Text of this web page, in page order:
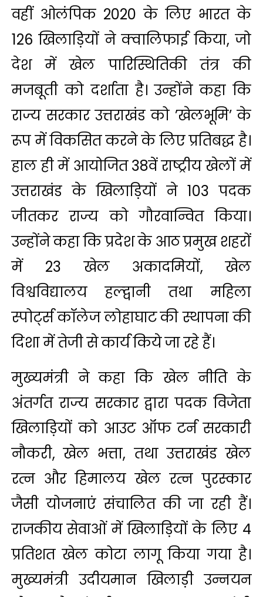
वहीं ओलंपिक 2020 के लिए भारत के
126 खिलाड़ियों ने क्वालिफाई किया, जो
देश में खेल पारिस्थितिकी तंत्र की
मजबूती को दर्शाता है। उन्होंने कहा कि
राज्य सरकार उत्तराखंड को ’खेलभूमि’ के
रूप में विकसित करने के लिए प्रतिबद्ध है।
हाल ही में आयोजित 38वें राष्ट्रीय खेलों में
उत्तराखंड के खिलाड़ियों ने 103 पदक
जीतकर राज्य को गौरवान्वित किया।
उन्होंने कहा कि प्रदेश के आठ प्रमुख शहरों
में 23 खेल अकादमियों, खेल
विश्वविद्यालय हल्द्वानी तथा महिला
स्पोर्ट्स कॉलेज लोहाघाट की स्थापना की
दिशा में तेजी से कार्य किये जा रहे हैं।
मुख्यमंत्री ने कहा कि खेल नीति के
अंतर्गत राज्य सरकार द्वारा पदक विजेता
खिलाड़ियों को आउट ऑफ टर्न सरकारी
नौकरी, खेल भत्ता, तथा उत्तराखंड खेल
रत्न और हिमालय खेल रत्न पुरस्कार
जैसी योजनाएं संचालित की जा रही हैं।
राजकीय सेवाओं में खिलाड़ियों के लिए 4
प्रतिशत खेल कोटा लागू किया गया है।
मुख्यमंत्री उदीयमान खिलाड़ी उन्नयन